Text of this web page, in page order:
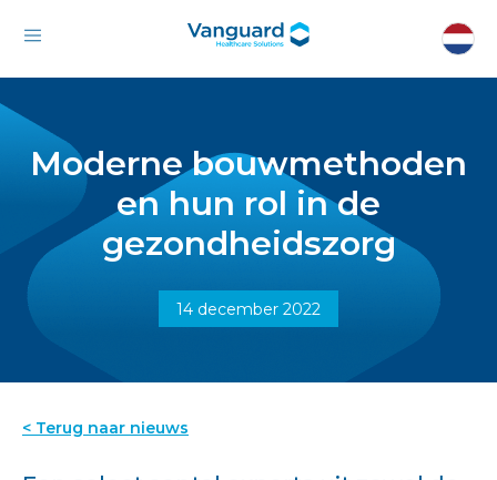
Moderne bouwmethoden
en hun rol in de
gezondheidszorg
14 december 2022
< Terug naar nieuws